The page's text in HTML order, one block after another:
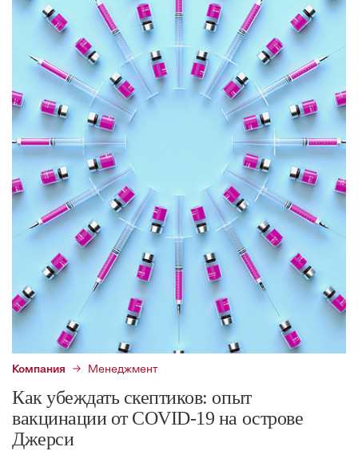
Компания Менеджмент
Как убеждать скептиков: опыт
вакцинации от COVID-19 на острове
Джерси